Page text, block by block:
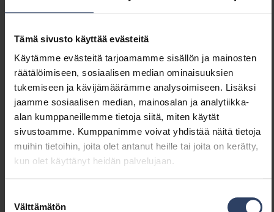
Tämä sivusto käyttää evästeitä
Käytämme evästeitä tarjoamamme sisällön ja mainosten
räätälöimiseen, sosiaalisen median ominaisuuksien
tukemiseen ja kävijämäärämme analysoimiseen. Lisäksi
jaamme sosiaalisen median, mainosalan ja analytiikka-
alan kumppaneillemme tietoja siitä, miten käytät
sivustoamme. Kumppanimme voivat yhdistää näitä tietoja
muihin tietoihin, joita olet antanut heille tai joita on kerätty,
kun olet käyttänyt heidän palvelujaan.
valinta
Välttämätön
Kokonaisharmoninen särö
Kokonaisharmoninen särö
(THD)
Himmennys ja ohjaus
Himmennettävä
Ei
Himmennys 0-10 V
Ei
Himmennys 1-10 V
Ei
Himmennys DMX